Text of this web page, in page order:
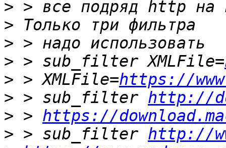
>
>
>
> > sub_filter XMLFile=
> > XMLFile=https://
> > sub_filter http://
> > https://
> > sub_filter http://